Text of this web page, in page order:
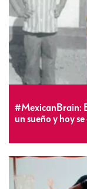
#MexicanBrain:
un sueño y hoy